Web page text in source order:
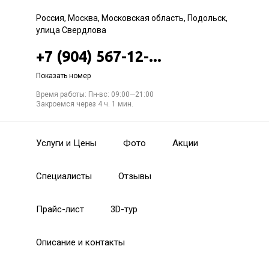
Россия, Москва, Московская область, Подольск,
улица Свердлова
+7 (904) 567-12-...
Показать номер
Время работы: Пн-вс: 09:00—21:00
Закроемся через 4 ч. 1 мин.
Услуги и Цены Фото Акции
Специалисты Отзывы
Прайс-лист 3D-тур
Описание и контакты